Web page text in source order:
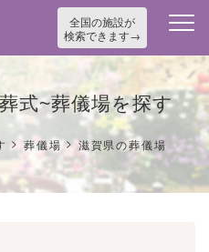
全国の施設が
検索できます
式~葬儀場を探す
>葬儀場>滋賀県の葬儀場